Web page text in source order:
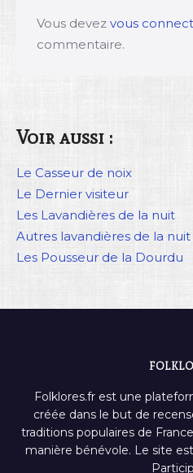
Vous devez vous
commentaire.
Voir aussi :
Le Casseur de noix
Le Dernier visiteur
Les Lavandières de la nuit
Autres lavandières de la nuit
Les Pousseur de la Dourdu
Folklores.fr est une
créée dans le but de
traditions populaires de
manière bénévole. Le site